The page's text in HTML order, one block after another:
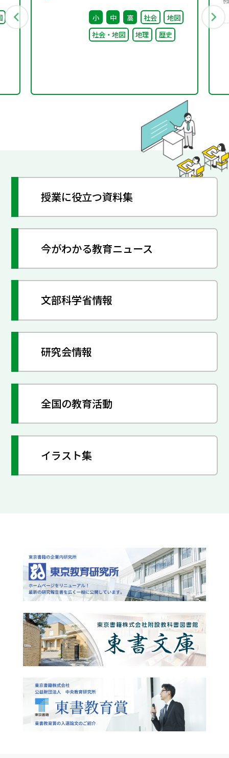
（第10回） 配付資料
小 中 高 社会
地図
社会・地図
地理 歴史
授業に役立つ資料集
今がわかる教育ニュース
文部科学省情報
研究会情報
全国の教育活動
イラスト集